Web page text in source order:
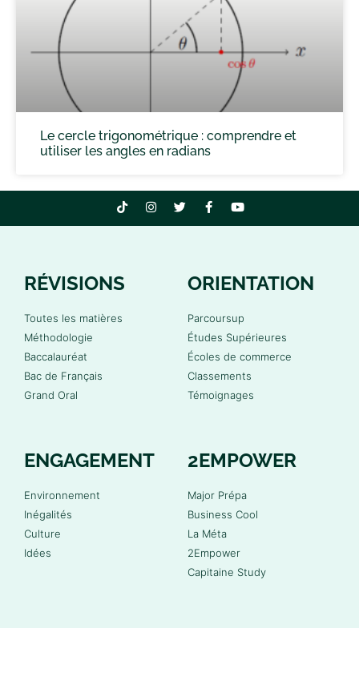
Le cercle trigonométrique : comprendre et
utiliser les angles en radians
RÉVISIONS
Toutes les matières
Méthodologie
Baccalauréat
Bac de Français
Grand Oral
ORIENTATION
Parcoursup
Études Supérieures
Écoles de commerce
Classements
Témoignages
ENGAGEMENT
Environnement
Inégalités
Culture
Idées
2EMPOWER
Major Prépa
Business Cool
La Méta
2Empower
Capitaine Study